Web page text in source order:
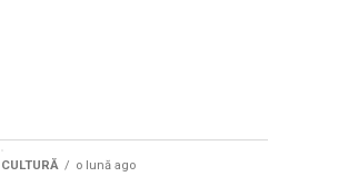
CULTURĂ o lună ago